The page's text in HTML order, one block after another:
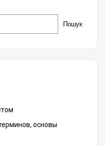
Пошук
основы